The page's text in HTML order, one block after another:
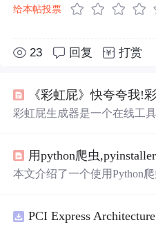
给本帖投票
23 回复 打赏
《彩虹屁》快夸夸我!
彩虹屁生成器是一个在线工
本文介绍了一个使用Python